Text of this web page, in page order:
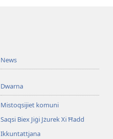
News
Dwarna
Mistoqsijiet komuni
Saqsi Biex Jiġi Jżurek Xi Ħadd
Ikkuntattjana